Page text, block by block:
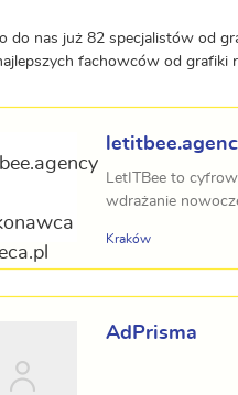
do nas już 82 specjalistów od
fachowców od grafiki
LetITBee to
wdrażanie
Kraków
AdPrisma